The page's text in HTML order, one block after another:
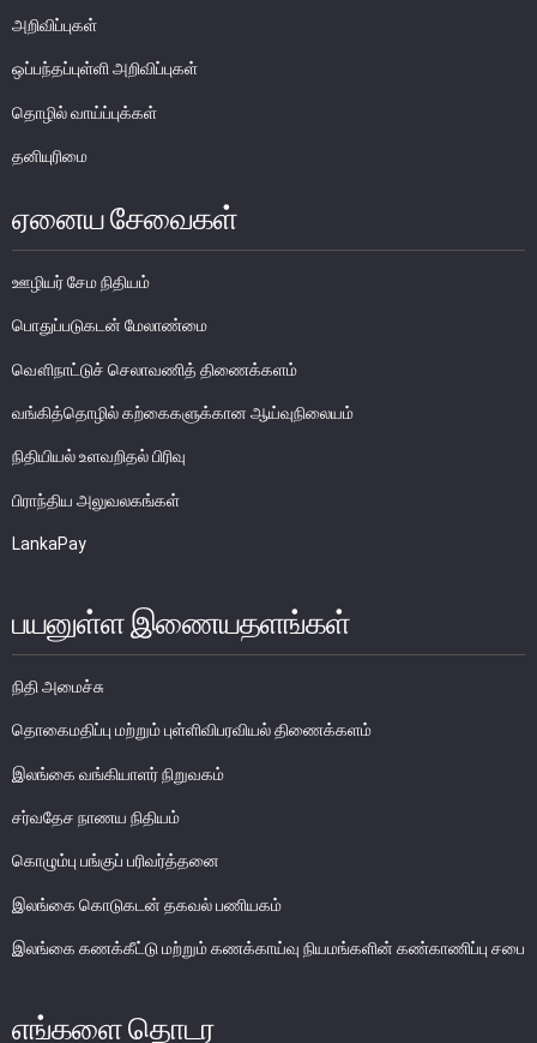
சேதமடைந்த நாணயத்தாள்கள் மற்றும்
போலி நாயணத் தாள்கள்
பாவனைக்கு உதவாத, உருமாற்றப்பட்ட மற்றும் சிதைக்கப்பட்ட
நாணயத்தாள்கள்
வங்கி நாணயத்தாள் உருவத்தினை பயன்படுத்தல்
மேலதிக தகவல்
சட்டம்
சட்டங்கள்
இலங்கை மத்திய வங்கிச் சட்டம்
வங்கியியல்
அறிவிப்புகள்
ஒப்பந்தப்புள்ளி அறிவிப்புகள்
தொழில் வாய்ப்புக்கள்
தனியுரிமை
ஏனைய சேவைகள்
ஊழியர் சேம நிதியம்
பொதுப்படுகடன் மேலாண்மை
வௌிநாட்டுச் செலாவணித் திணைக்களம்
வங்கித்தொழில் கற்கைகளுக்கான ஆய்வுநிலையம்
நிதியியல் உளவறிதல் பிரிவு
பிராந்திய அலுவலகங்கள்
LankaPay
பயனுள்ள இணையதளங்கள்
நிதி அமைச்சு
தொகைமதிப்பு மற்றும் புள்ளிவிபரவியல் திணைக்களம்
இலங்கை வங்கியாளர் நிறுவகம்
சர்வதேச நாணய நிதியம்
கொழும்பு பங்குப் பரிவர்த்தனை
இலங்கை கொடுகடன் தகவல் பணியகம்
இலங்கை கணக்கீட்டு மற்றும் கணக்காய்வு நியமங்களின் கண்காணிப்பு சபை
எங்களை தொடர